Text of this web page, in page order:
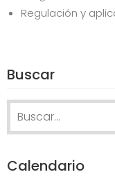
Regulación y
Buscar
Calendario